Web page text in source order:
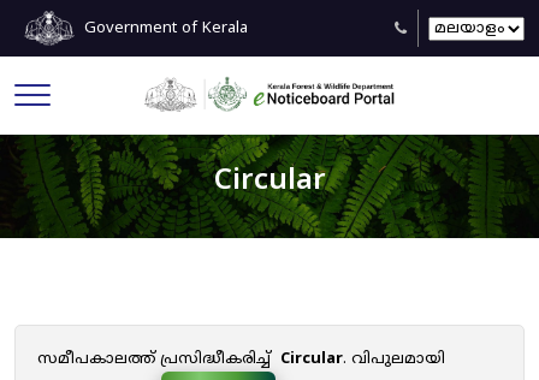
Government of Kerala
Circular
സമീപകാലത്ത് പ്രസിദ്ധീകരിച്ച് Circular. വിപുലമായി